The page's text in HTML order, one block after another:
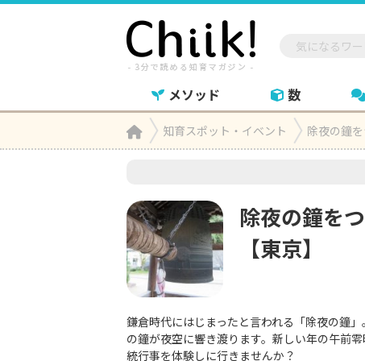
メソッド 数
Home知育スポット・イベント 除夜の鐘
除夜の鐘を
【東京】
鎌倉時代にはじまったと言われる「除夜の鐘
の鐘が夜空に響き渡ります。新しい年の午前
統行事を体験しに行きませんか？